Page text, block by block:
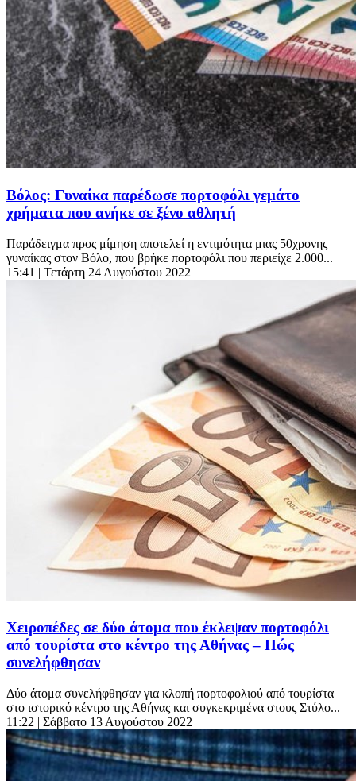
Βόλος: Γυναίκα παρέδωσε πορτοφόλι γεμάτο
χρήματα που ανήκε σε ξένο αθλητή
Παράδειγμα προς μίμηση αποτελεί η εντιμότητα μιας 50χρονης
γυναίκας στον Βόλο, που βρήκε πορτοφόλι που περιείχε 2.000...
15:41 | Τετάρτη 24 Αυγούστου 2022
Χειροπέδες σε δύο άτομα που έκλεψαν πορτοφόλι
από τουρίστα στο κέντρο της Αθήνας – Πώς
συνελήφθησαν
Δύο άτομα συνελήφθησαν για κλοπή πορτοφολιού από τουρίστα
στο ιστορικό κέντρο της Αθήνας και συγκεκριμένα στους Στύλο...
11:22 | Σάββατο 13 Αυγούστου 2022